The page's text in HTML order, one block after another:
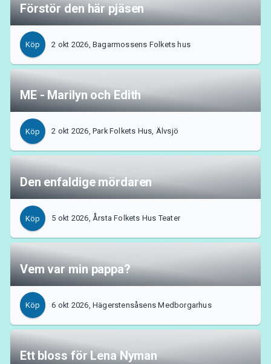
Support
Om Tickster
Förstör den här pjäsen
Köp 2 okt 2026, Bagarmossens Folkets hus
ME - Marilyn och Edith
Köp 2 okt 2026, Park Folkets Hus, Älvsjö
Den enfaldige mördaren
Köp 5 okt 2026, Årsta Folkets Hus Teater
Vem var min pappa?
Köp 6 okt 2026, Hägerstensåsens Medborgarhus
Ett bloss för Lena Nyman